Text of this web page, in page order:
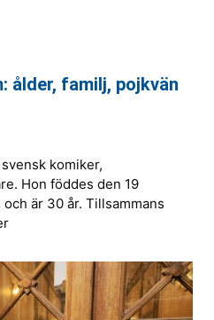
ålder, familj, pojkvän
komiker,
Hon föddes den 19
är 30 år. Tillsammans